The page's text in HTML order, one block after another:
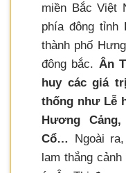
miền Bắc Việt
phía đông tỉnh
thành phố
đông bắc. Ân
huy các giá
thống như Lễ
Hương
Cổ…
Ngoài
lam thắng